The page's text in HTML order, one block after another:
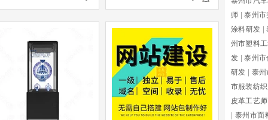
师
泰州市
涂料研发
州市塑料
发
泰州市
研发
泰
市服装纺织
皮革工艺师
泰州市面